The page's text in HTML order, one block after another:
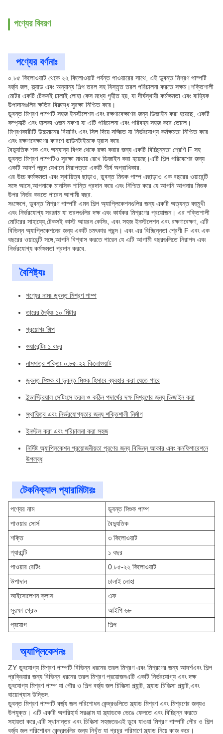
পণ্যের বিবরণ
পণ্যের বর্ণনাঃ
০.৮৫ কিলোওয়াট থেকে ২২ কিলোওয়াট পর্যন্ত পাওয়ারের সাথে, এই ডুবন্ত মিশ্রণ পাম্পটি
বর্জ্য জল, স্ল্যাড এবং অন্যান্য শিল্প তরল সহ বিস্তৃত তরল পরিচালনা করতে সক্ষম।শক্তিশালী
মোটর একটি টেকসই ঢালাই লোহা কেস মধ্যে গৃহীত হয়, যা দীর্ঘস্থায়ী কর্মক্ষমতা এবং বাহ্যিক
উপাদানগুলির ক্ষতির বিরুদ্ধে সুরক্ষা নিশ্চিত করে।
ডুবন্ত মিশ্রণ পাম্পটি সহজ ইনস্টলেশন এবং রক্ষণাবেক্ষণের জন্য ডিজাইন করা হয়েছে, একটি
কম্প্যাক্ট এবং হালকা ওজন নকশা যা এটি পরিচালনা এবং পরিবহন সহজ করে তোলে।
মিশ্রণকারীটি উচ্চমানের বিয়ারিং এবং সিল দিয়ে সজ্জিত যা নির্ভরযোগ্য কর্মক্ষমতা নিশ্চিত করে
এবং রক্ষণাবেক্ষণের কারণে ডাউনটাইমকে হ্রাস করে.
বৈদ্যুতিক শক এবং অন্যান্য বিপদ থেকে রক্ষা করার জন্য একটি বিচ্ছিন্নতা শ্রেণি F সহ
ডুবন্ত মিশ্রণ পাম্পটিও সুরক্ষা মাথায় রেখে ডিজাইন করা হয়েছে।এটি শিল্প পরিবেশের জন্য
একটি আদর্শ পছন্দ যেখানে নিরাপত্তা একটি শীর্ষ অগ্রাধিকার.
এর উচ্চ কর্মক্ষমতা এবং স্থায়িত্ব ছাড়াও, ডুবন্ত মিশুক পাম্প এছাড়াও এক বছরের ওয়ারেন্টি
সঙ্গে আসে,আপনাকে মানসিক শান্তি প্রদান করে এবং নিশ্চিত করে যে আপনি আপনার মিশুক
উপর নির্ভর করতে পারেন আগামী বছর.
সংক্ষেপে, ডুবন্ত মিশ্রণ পাম্পটি এমন শিল্প অ্যাপ্লিকেশনগুলির জন্য একটি অত্যন্ত বহুমুখী
এবং নির্ভরযোগ্য সরঞ্জাম যা তরলগুলির দক্ষ এবং কার্যকর মিশ্রণের প্রয়োজন। এর শক্তিশালী
মোটরের সাহায্যে,টেকসই কাস্ট আয়রন কেসিং, এবং সহজ ইনস্টলেশন এবং রক্ষণাবেক্ষণ, এটি
বিভিন্ন অ্যাপ্লিকেশনের জন্য একটি চমৎকার পছন্দ। এবং এর বিচ্ছিন্নতা শ্রেণী F এবং এক
বছরের ওয়ারেন্টি সঙ্গে,আপনি বিশ্বাস করতে পারেন যে এটি আগামী বছরগুলিতে নিরাপদ এবং
নির্ভরযোগ্য কর্মক্ষমতা প্রদান করবে.
বৈশিষ্ট্যঃ
পণ্যের নামঃ ডুবন্ত মিশ্রণ পাম্প
তারের দৈর্ঘ্যঃ ১০ মিটার
প্রয়োগঃ শিল্প
ওয়ারেন্টিঃ ১ বছর
নামমাত্র শক্তিঃ ০.৮৫-২২ কিলোওয়াট
ডুবন্ত মিশুক বা ডুবন্ত মিশুক হিসাবে ব্যবহার করা যেতে পারে
ইন্ডাস্ট্রিয়াল সেটিংসে তরল ও কঠিন পদার্থের দক্ষ মিশ্রণের জন্য ডিজাইন করা
স্থায়িত্ব এবং নির্ভরযোগ্যতার জন্য শক্তিশালী নির্মাণ
ইনস্টল করা এবং পরিচালনা করা সহজ
নির্দিষ্ট অ্যাপ্লিকেশন প্রয়োজনীয়তা পূরণের জন্য বিভিন্ন আকার এবং কনফিগারেশনে
উপলব্ধ
টেকনিক্যাল প্যারামিটারঃ
পণ্যের নাম
ডুবন্ত মিশুক পাম্প
পাওয়ার সোর্স
বৈদ্যুতিক
শক্তি
৩ কিলোওয়াট
গ্যারান্টি
১ বছর
পাওয়ার রেটিং
0.৮৫-২২ কিলোওয়াট
উপাদান
ঢালাই লোহা
আইসোলেশন ক্লাস
এফ
সুরক্ষা গ্রেড
আইপি ৬৮
প্রয়োগ
শিল্প
অ্যাপ্লিকেশনঃ
ZY ডুবযোগ্য মিশ্রণ পাম্পটি বিভিন্ন ধরনের তরল মিশ্রণ এবং মিশ্রণের জন্য আদর্শএবং শিল্প
প্রক্রিয়ার জন্য বিভিন্ন ধরনের তরল মিশ্রণ প্রয়োজনএটি একটি নির্ভরযোগ্য এবং দক্ষ
ডুবযোগ্য মিশ্রণ পাম্প যা পৌর ও শিল্প বর্জ্য জল চিকিত্সা প্ল্যান্ট, স্ল্যাড চিকিত্সা প্ল্যান্ট,এবং
বায়োগ্যাস উদ্ভিদ.
ডুবন্ত মিশ্রণ পাম্পটি বর্জ্য জল পরিশোধন কেন্দ্রগুলিতে স্ল্যাড মিশ্রণ এবং মিশ্রণের জন্যও
উপযুক্ত। এটি একটি অপরিহার্য সরঞ্জাম যা স্ল্যাডকে ভেঙে ফেলতে এবং বিচ্ছিন্ন করতে
সহায়তা করে,এটি স্থানান্তর এবং চিকিত্সা সহজতরএই ডুবে যাওয়া মিশ্রণ পাম্পটি পৌর ও শিল্প
বর্জ্য জল পরিশোধন কেন্দ্রগুলির জন্য নিখুঁত যা প্রচুর পরিমাণে স্ল্যাড নিয়ে কাজ করে।